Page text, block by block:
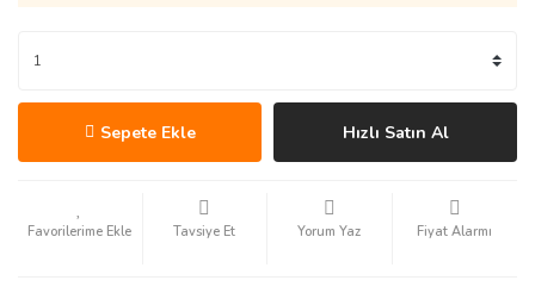
Sepete Ekle Hızlı Satın Al
Tavsiye Et Yorum Yaz Fiyat Alarmı